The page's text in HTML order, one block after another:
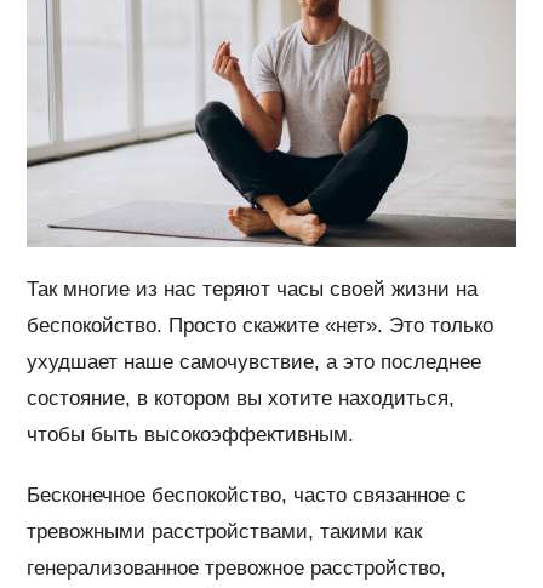
Так многие из нас теряют часы своей жизни на
беспокойство. Просто скажите «нет». Это только
ухудшает наше самочувствие, а это последнее
состояние, в котором вы хотите находиться,
чтобы быть высокоэффективным.
Бесконечное беспокойство, часто связанное с
тревожными расстройствами, такими как
генерализованное тревожное расстройство,